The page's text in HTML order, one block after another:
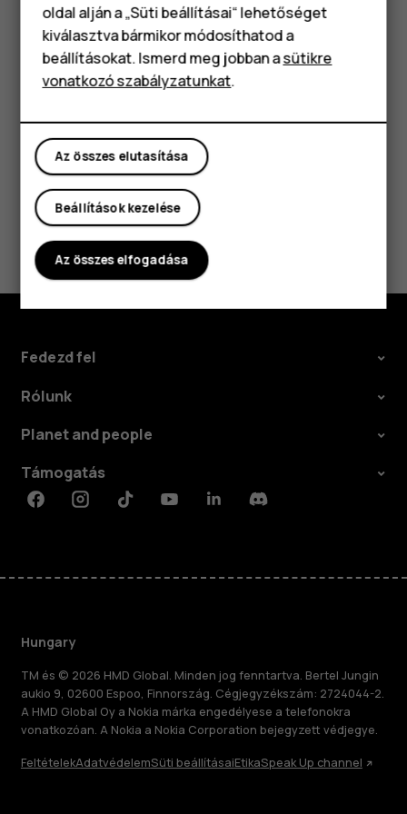
Klasszikus telefonok
Tartozékok
Táblagépek
meg a hívás gombot.
Kapcsolja ki a telefonon a híváskorlátozásokat,
például a hívástiltást, a rögzített tárcsázást vagy a
zárt hívócsoportok használatát.
Hasznosnak találtad?
Igen Nem
Fedezd fel
Rólunk
Planet and people
Támogatás
FacebookInstagramTiktokYoutubeLinkedinDiscord
Hungary
TM és © 2026 HMD Global. Minden jog fenntartva. Bertel Jungin
aukio 9, 02600 Espoo, Finnország. Cégjegyzékszám: 2724044-2.
A HMD Global Oy a Nokia márka engedélyese a telefonokra
vonatkozóan. A Nokia a Nokia Corporation bejegyzett védjegye.
FeltételekAdatvédelemSüti beállításaiEtikaSpeak Up channel
oldal alján a „Süti beállításai“ lehetőséget
kiválasztva bármikor módosíthatod a
beállításokat. Ismerd meg jobban asütikre
vonatkozó szabályzatunkat.
Az összes elutasítása
Beállítások kezelése
Az összes elfogadása